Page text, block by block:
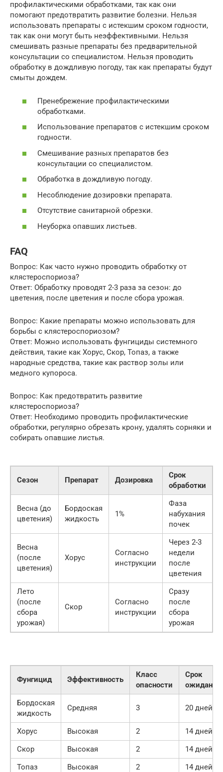
профилактическими обработками, так как они
помогают предотвратить развитие болезни. Нельзя
использовать препараты с истекшим сроком годности,
так как они могут быть неэффективными. Нельзя
смешивать разные препараты без предварительной
консультации со специалистом. Нельзя проводить
обработку в дождливую погоду, так как препараты будут
смыты дождем.
Пренебрежение профилактическими
обработками.
Использование препаратов с истекшим сроком
годности.
Смешивание разных препаратов без
консультации со специалистом.
Обработка в дождливую погоду.
Несоблюдение дозировки препарата.
Отсутствие санитарной обрезки.
Неуборка опавших листьев.
FAQ
Вопрос: Как часто нужно проводить обработку от
клястероспориоза?
Ответ: Обработку проводят 2-3 раза за сезон: до
цветения, после цветения и после сбора урожая.
Вопрос: Какие препараты можно использовать для
борьбы с клястероспориозом?
Ответ: Можно использовать фунгициды системного
действия, такие как Хорус, Скор, Топаз, а также
народные средства, такие как раствор золы или
медного купороса.
Вопрос: Как предотвратить развитие
клястероспориоза?
Ответ: Необходимо проводить профилактические
обработки, регулярно обрезать крону, удалять сорняки и
собирать опавшие листья.
Сезон Препарат Дозировка
Срок
обработки
Весна (до
цветения)
Бордоская
жидкость
1%
Фаза
набухания
почек
Весна
(после
цветения)
Хорус
Согласно
инструкции
Через 2-3
недели
после
цветения
Лето
(после
сбора
урожая)
Скор
Согласно
инструкции
Сразу
после
сбора
урожая
Фунгицид Эффективность
Класс
опасности
Срок
ожидания
Бордоская
жидкость
Средняя 3 20 дней
Хорус Высокая 2
14 дней
Скор
Высокая 2
14 дней
Топаз
Высокая 2 14 дней